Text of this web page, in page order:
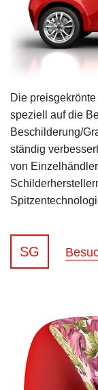
Die
speziell auf die
Beschilderung/
ständig
von
SG